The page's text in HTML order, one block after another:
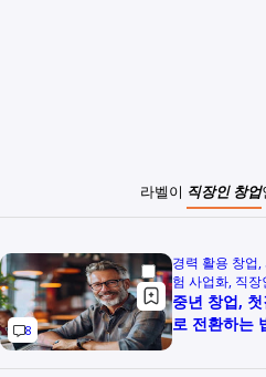
라벨이 직장인 창업
8
경력 활용 창업
험 사업화 직장
중년 창업,
로 전환하는